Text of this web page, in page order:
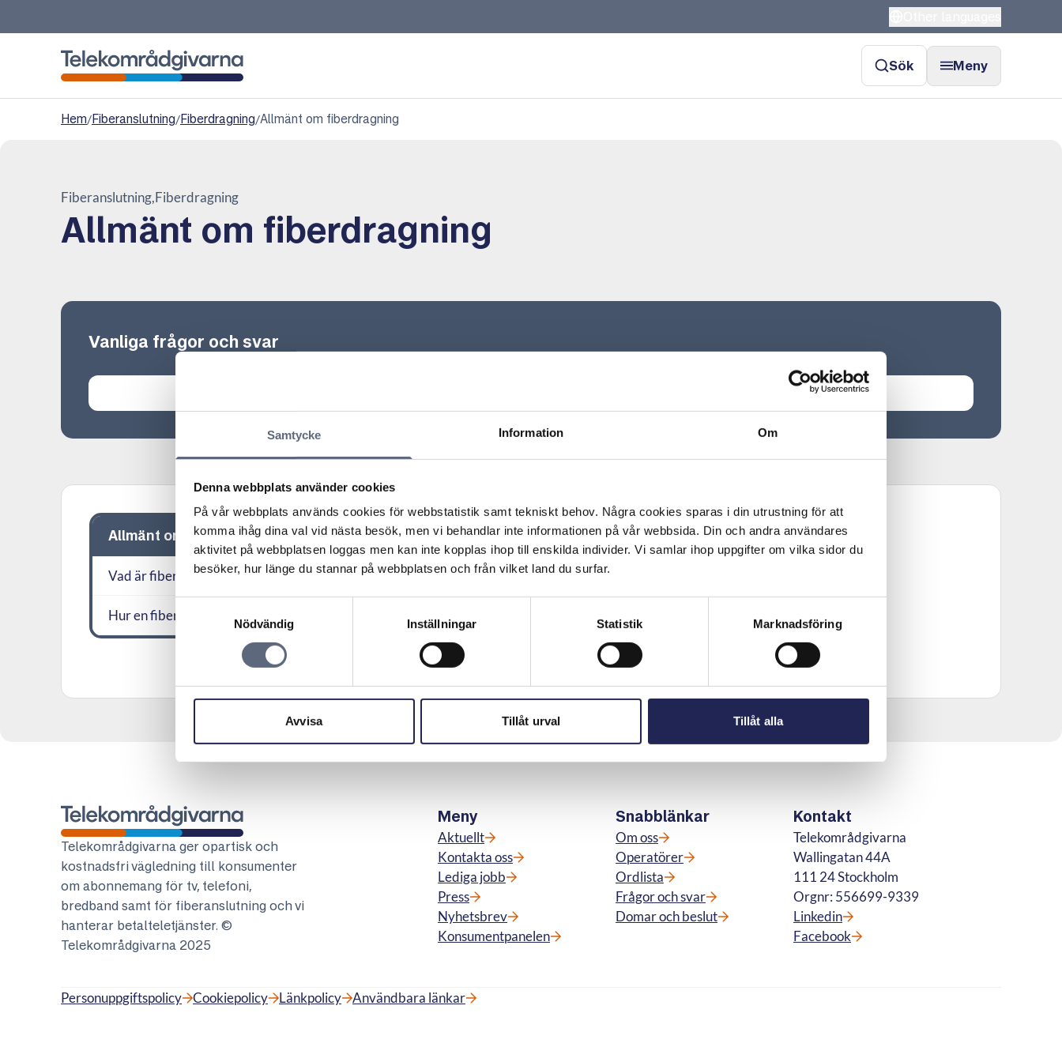
Samtycke Information Om
Denna webbplats använder cookies
På vår webbplats används cookies för webbstatistik samt tekniskt behov. Några cookies sparas i din utrustning för att
komma ihåg dina val vid nästa besök, men vi behandlar inte informationen på vår webbsida. Din och andra användares
aktivitet på webbplatsen loggas men kan inte kopplas ihop till enskilda individer. Vi samlar ihop uppgifter om vilka sidor du
besöker, hur länge du stannar på webbplatsen och från vilket land du surfar.
Nödvändig
Inställningar Statistik Marknadsföring
Avvisa Tillåt urval Tillåt alla
Sök Meny
Hem/Fiberanslutning/Fiberdragning/Allmänt om fiberdragning
Fiberanslutning Fiberdragning
Allmänt om fiberdragning
Vanliga frågor och svar
Allmänt om fiberdragning
Vad är fiber och hur fungerar det?
Hur en fiberdragning ska utföras
Telekområdgivarna
Telekområdgivarna ger opartisk och
kostnadsfri vägledning till konsumenter
om abonnemang för tv, telefoni,
bredband samt för fiberanslutning och vi
hanterar betalteletjänster. ©
Telekområdgivarna 2025
Meny
Aktuellt
Kontakta oss
Lediga jobb
Press
Nyhetsbrev
Konsumentpanelen
Snabblänkar
Om oss
Operatörer
Ordlista
Frågor och svar
Domar och beslut
Kontakt
Telekområdgivarna
Wallingatan 44A
111 24 Stockholm
Orgnr: 556699-9339
Linkedin
Facebook
Personuppgiftspolicy Cookiepolicy Länkpolicy Användbara länkar